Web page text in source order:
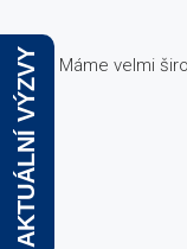
Máme velmi
AKTUÁLNÍ VÝZVY